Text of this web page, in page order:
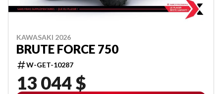
KAWASAKI 2026
BRUTE FORCE 750
W-GET-10287
13 044 $